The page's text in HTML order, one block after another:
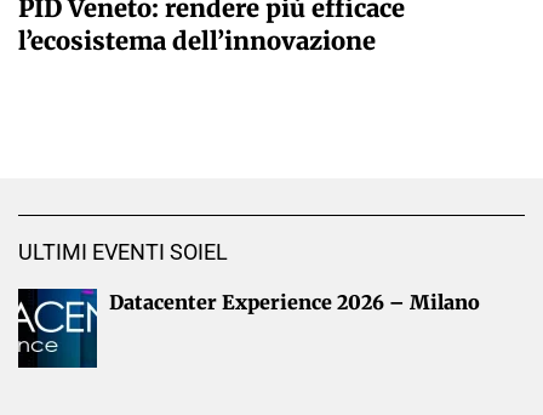
PID Veneto: rendere più efficace
l’ecosistema dell’innovazione
ULTIMI EVENTI SOIEL
Datacenter Experience 2026 – Milano